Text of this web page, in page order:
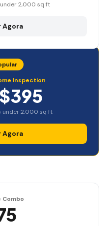
2,000 sq ft
Agora
Inspection
under 2,000 sq ft
Agora
Combo